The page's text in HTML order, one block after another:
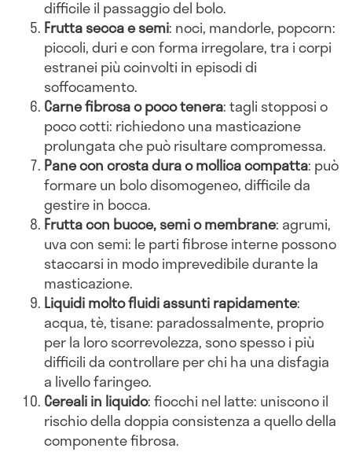
difficile il passaggio del bolo.
Frutta secca e semi: noci, mandorle, popcorn:
piccoli, duri e con forma irregolare, tra i corpi
estranei più coinvolti in episodi di
soffocamento.
Carne fibrosa o poco tenera: tagli stopposi o
poco cotti: richiedono una masticazione
prolungata che può risultare compromessa.
Pane con crosta dura o mollica compatta: può
formare un bolo disomogeneo, difficile da
gestire in bocca.
Frutta con bucce, semi o membrane: agrumi,
uva con semi: le parti fibrose interne possono
staccarsi in modo imprevedibile durante la
masticazione.
Liquidi molto fluidi assunti rapidamente:
acqua, tè, tisane: paradossalmente, proprio
per la loro scorrevolezza, sono spesso i più
difficili da controllare per chi ha una disfagia
a livello faringeo.
Cereali in liquido: fiocchi nel latte: uniscono il
rischio della doppia consistenza a quello della
componente fibrosa.